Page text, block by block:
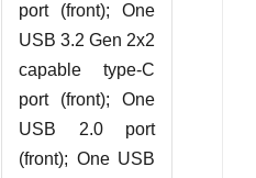
port (front); One
USB 3.2 Gen 2x2
capable type-C
port (front); One
USB 2.0 port
(front); One USB